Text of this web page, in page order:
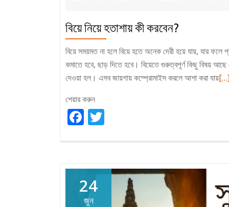
বিয়ে নিয়ে হতাশায় কী করবেন?
বিয়ে সময়মত না হলে বিয়ে হতে অনেক দেরী হয়ে যায়, যার ফলে
কমাতে হবে, ছাড় দিতে হবে। বিয়েতে গুরুত্বপূর্ণ কিছু বিষয়
দেওয়া হল। এসব জায়গায় কম্প্রোমাইস করলে আশা করা যায়[…]
শেয়ার করুন
Facebook
24
জুন